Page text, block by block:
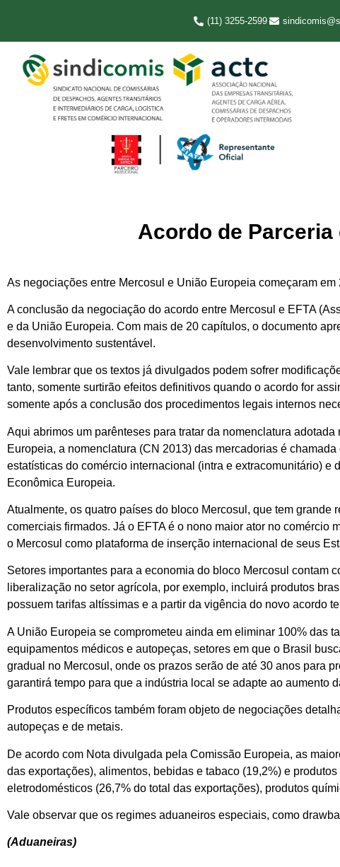
(11) 3255-2599
Acordo de
As negociações entre Mercosul e União Europeia começaram
A conclusão da negociação do acordo entre Mercosul e EFTA
e da União Europeia. Com mais de 20 capítulos, o documento
desenvolvimento sustentável.
Vale lembrar que os textos já divulgados podem sofrer
tanto, somente surtirão efeitos definitivos quando o acordo for
somente após a conclusão dos procedimentos legais internos
Aqui abrimos um parênteses para tratar da nomenclatura
Europeia, a nomenclatura (CN 2013) das mercadorias é
estatísticas do comércio internacional (intra e extracomunitário) e
Econômica Europeia.
Atualmente, os quatro países do bloco Mercosul, que tem
comerciais firmados. Já o EFTA é o nono maior ator no comércio
o Mercosul como plataforma de inserção internacional de seus
Setores importantes para a economia do bloco Mercosul contam
liberalização no setor agrícola, por exemplo, incluirá produtos
possuem tarifas altíssimas e a partir da vigência do novo acordo
A União Europeia se comprometeu ainda em eliminar 100% das
equipamentos médicos e autopeças, setores em que o Brasil
gradual no Mercosul, onde os prazos serão de até 30 anos para
garantirá tempo para que a indústria local se adapte ao aumento
Produtos específicos também foram objeto de negociações
autopeças e de metais.
De acordo com Nota divulgada pela Comissão Europeia, as
das exportações), alimentos, bebidas e tabaco (19,2%) e
eletrodomésticos (26,7% do total das exportações), produtos
Vale observar que os regimes aduaneiros especiais, como
(Aduaneiras)